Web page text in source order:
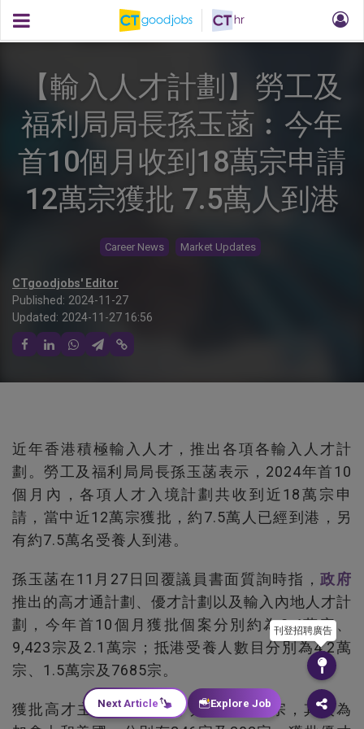
【輸入人才計劃】勞工及
福利局局長孫玉菡︰今年
首10個月收到18萬宗申請
12萬宗獲批 7.5萬人到港
Career News Market Updates
CTgoodjobs' Editor
Published: 2024-11-27
Updated: 2024-11-27 16:56
近年香港積極輸入人才，推出各項各輸入人才計
劃。勞工及福利局局長孫玉菡表示，2024年首10
個月內，各項人才入境計劃共收到近18萬宗申
請，當中近12萬宗獲批，約7.5萬人已經到港，另
有約7.5萬名受養人到港。
孫玉菡在11月27日回覆議員書面質詢時指，政府
推出的高才通計劃、優才計劃以及輸入內地人才計
劃，今年首10個月獲批個案分別約為3.4萬宗、
9,423宗及2.1萬宗；抵港受養人數目分別為4.2萬
宗、1.5萬宗及7685宗。
獲批高才主要來自內地，共有32,566宗，其次為
刊登招聘廣告
Next Article Explore Job